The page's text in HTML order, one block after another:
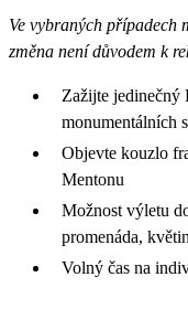
Ve vybraných případech
změna není důvodem k
Zažijte jedinečný
monumentálních
Objevte kouzlo
Mentonu
Možnost výletu
promenáda,
Volný čas na